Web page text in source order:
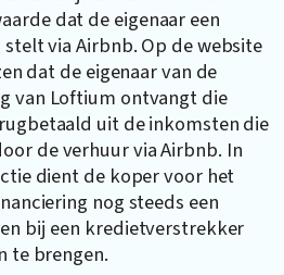
dat de eigenaar een
via Airbnb. Op de website
dat de eigenaar van de
van Loftium ontvangt die
uit de inkomsten die
de verhuur via Airbnb. In
dient de koper voor het
nog steeds een
bij een kredietverstrekker
te brengen.